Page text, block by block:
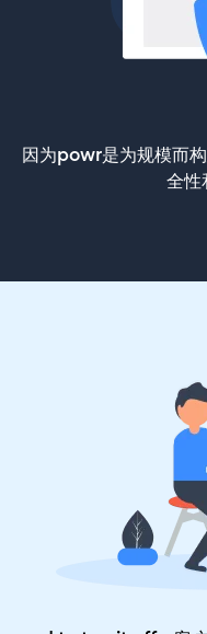
因为powr是为规模而
全性